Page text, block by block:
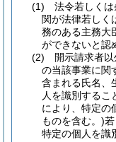
(1)
法令若しく
関が法律若しく
務のある主務大
ができないと認
(2)
開示請求者
の当該事業に関
含まれる氏名、
人を識別するこ
により、特定の
ものを含む。)
特定の個人を識